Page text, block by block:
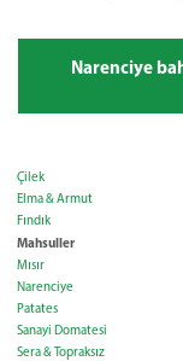
Narenciye
Çilek
Elma & Armut
Fındık
Mahsuller
Mısır
Narenciye
Patates
Sanayi Domatesi
Sera & Topraksız